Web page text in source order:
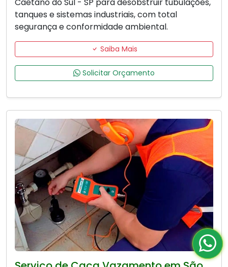
tanques e sistemas industriais, com total
segurança e conformidade ambiental.
Saiba Mais
Solicitar Orçamento